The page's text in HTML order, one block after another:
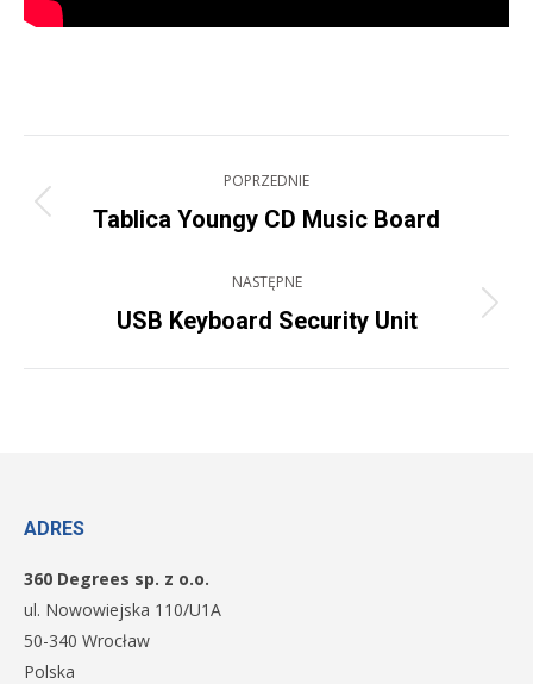
navigation
POPRZEDNIE
Previous
Tablica Youngy CD Music Board
NASTĘPNE
Next
USB Keyboard Security Unit
ADRES
360 Degrees sp. z o.o.
ul. Nowowiejska 110/U1A
50-340 Wrocław
Polska